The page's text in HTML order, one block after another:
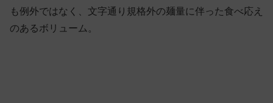
も例外ではなく、文字通り規格外の麺量に伴った食べ応え
のあるボリューム。